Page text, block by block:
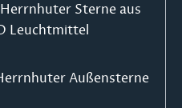
Sterne aus
Leuchtmittel
Außensterne